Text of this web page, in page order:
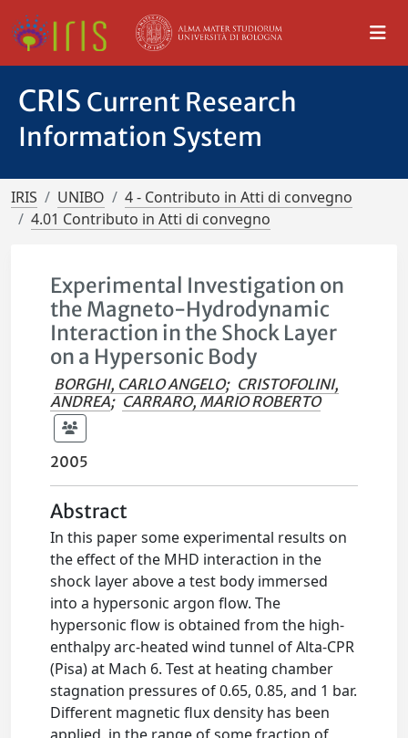
CRIS Current Research
Information System
IRIS UNIBO
4 - Contributo in Atti di convegno
4.01 Contributo in Atti di convegno
Experimental Investigation on
the Magneto-Hydrodynamic
Interaction in the Shock Layer
on a Hypersonic Body
BORGHI, CARLO ANGELO; CRISTOFOLINI,
ANDREA; CARRARO, MARIO ROBERTO
2005
Abstract
In this paper some experimental results on
the effect of the MHD interaction in the
shock layer above a test body immersed
into a hypersonic argon flow. The
hypersonic flow is obtained from the high-
enthalpy arc-heated wind tunnel of Alta-CPR
(Pisa) at Mach 6. Test at heating chamber
stagnation pressures of 0.65, 0.85, and 1 bar.
Different magnetic flux density has been